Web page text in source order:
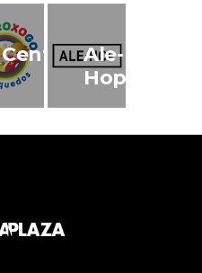
Centroxogo
Ale-
Hop